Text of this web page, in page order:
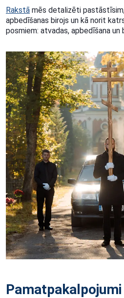
Rakstā mēs detalizēti
apbedīšanas birojs un kā norit
posmiem: atvadas, apbedīšana un
Pamatpakalpojumi